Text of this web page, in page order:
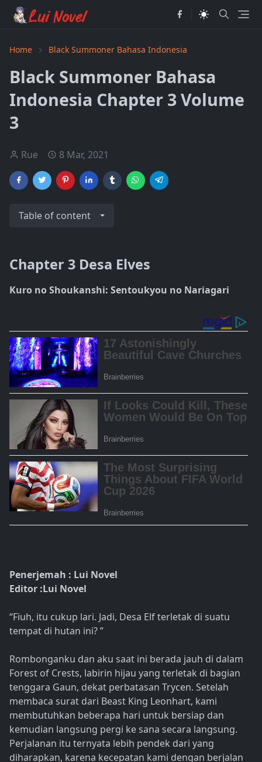
Home Black Summoner Bahasa Indonesia
Black Summoner Bahasa
Indonesia Chapter 3 Volume
3
Rue 8 Mar, 2021
Table of content
Chapter 3 Desa Elves
Kuro no Shoukanshi: Sentoukyou no Nariagari
Penerjemah : Lui Novel
Editor :Lui Novel
“Fiuh, itu cukup lari. Jadi, Desa Elf terletak di suatu
tempat di hutan ini? ”
Rombonganku dan aku saat ini berada jauh di dalam
Forest of Crests, labirin hijau yang terletak di bagian
tenggara Gaun, dekat perbatasan Trycen. Setelah
membaca surat dari Beast King Leonhart, kami
membutuhkan beberapa hari untuk bersiap dan
kemudian langsung pergi ke sana secara langsung.
Perjalanan itu ternyata lebih pendek dari yang
diharapkan, karena kecepatan kami dengan berjalan